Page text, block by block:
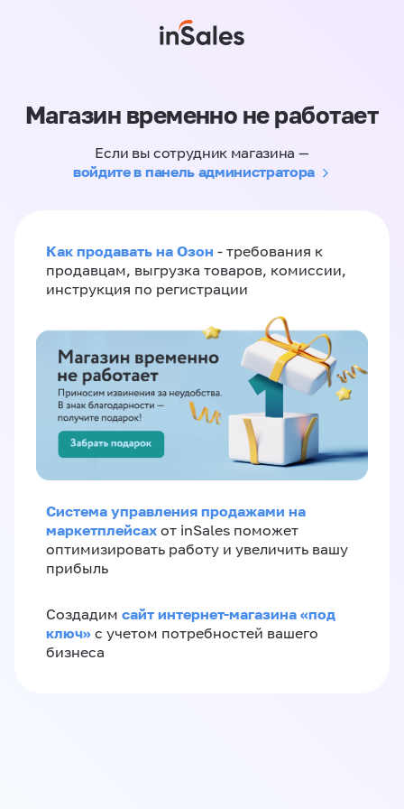
Магазин временно не работает
Если вы сотрудник магазина —
войдите в панель администратора
Как продавать на Озон - требования к
продавцам, выгрузка товаров, комиссии,
инструкция по регистрации
Система управления продажами на
маркетплейсах от inSales поможет
оптимизировать работу и увеличить вашу
прибыль
Создадим сайт интернет-магазина «под
ключ» с учетом потребностей вашего
бизнеса